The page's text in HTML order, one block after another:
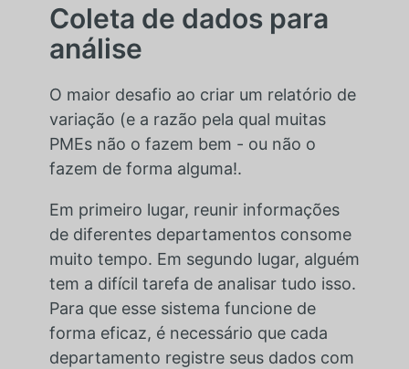
Coleta de dados para
análise
O maior desafio ao criar um relatório de
variação (e a razão pela qual muitas
PMEs não o fazem bem - ou não o
fazem de forma alguma!.
Em primeiro lugar, reunir informações
de diferentes departamentos consome
muito tempo. Em segundo lugar, alguém
tem a difícil tarefa de analisar tudo isso.
Para que esse sistema funcione de
forma eficaz, é necessário que cada
departamento registre seus dados com